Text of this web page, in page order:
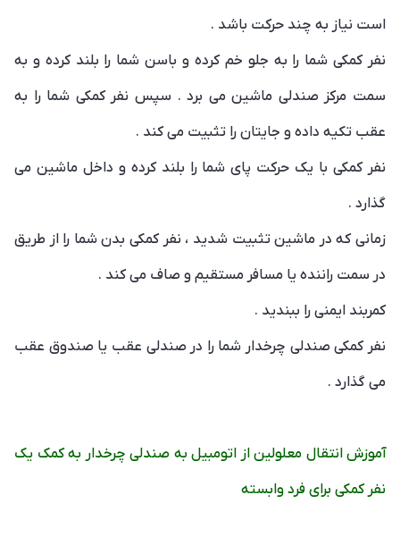
است نیاز به چند حرکت باشد .
نفر کمکی شما را به جلو خم کرده و باسن شما را بلند کرده و به
سمت مرکز صندلی ماشین می برد . سپس نفر کمکی شما را به
عقب تکیه داده و جایتان را تثبیت می کند .
نفر کمکی با یک حرکت پای شما را بلند کرده و داخل ماشین می
گذارد .
زمانی که در ماشین تثبیت شدید ، نفر کمکی بدن شما را از طریق
در سمت راننده یا مسافر مستقیم و صاف می کند .
کمربند ایمنی را ببندید .
نفر کمکی صندلی چرخدار شما را در صندلی عقب یا صندوق عقب
می گذارد .
آموزش انتقال معلولین از اتومبیل به صندلی چرخدار به کمک یک
نفر کمکی برای فرد وابسته